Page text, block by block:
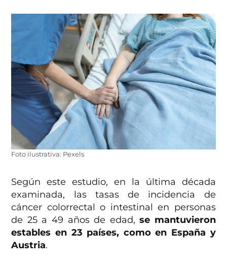
Foto ilustrativa: Pexels
Según este estudio, en la última década
examinada, las tasas de incidencia de
cáncer colorrectal o intestinal en personas
de 25 a 49 años de edad,se mantuvieron
estables en 23 países, como en España y
Austria.